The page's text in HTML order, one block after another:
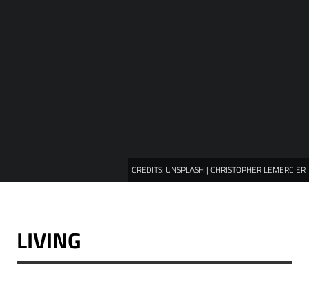
CREDITS: UNSPLASH | CHRISTOPHER LEMERCIER
LIVING